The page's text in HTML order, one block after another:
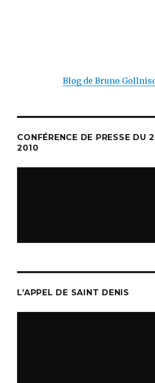
Blog de Bruno
CONFÉRENCE DE PRESSE DU
2010
L’APPEL DE SAINT DENIS